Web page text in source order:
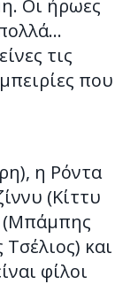
Οι ήρωες
τις
που
η Ρόντα
(Κίττυ
(Μπάμπης
και
φίλοι